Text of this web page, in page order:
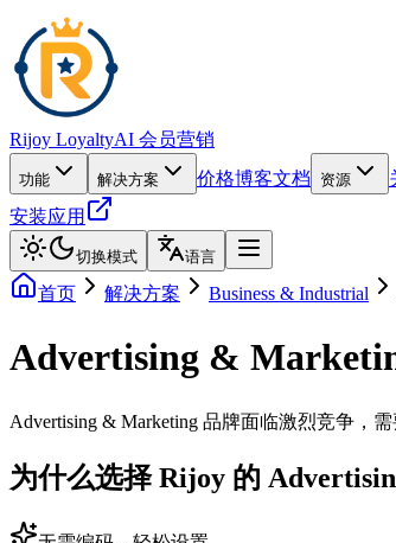
Rijoy LoyaltyAI 会员营销
功能 解决方案 价格博客文档 资源
安装应用
切换模式 语言
首页 解决方案 Business & Industrial
Advertising &
Advertising & Marketing 品牌面临激烈竞争，
为什么选择 Rijoy 的